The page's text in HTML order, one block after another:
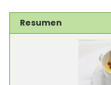
Resumen